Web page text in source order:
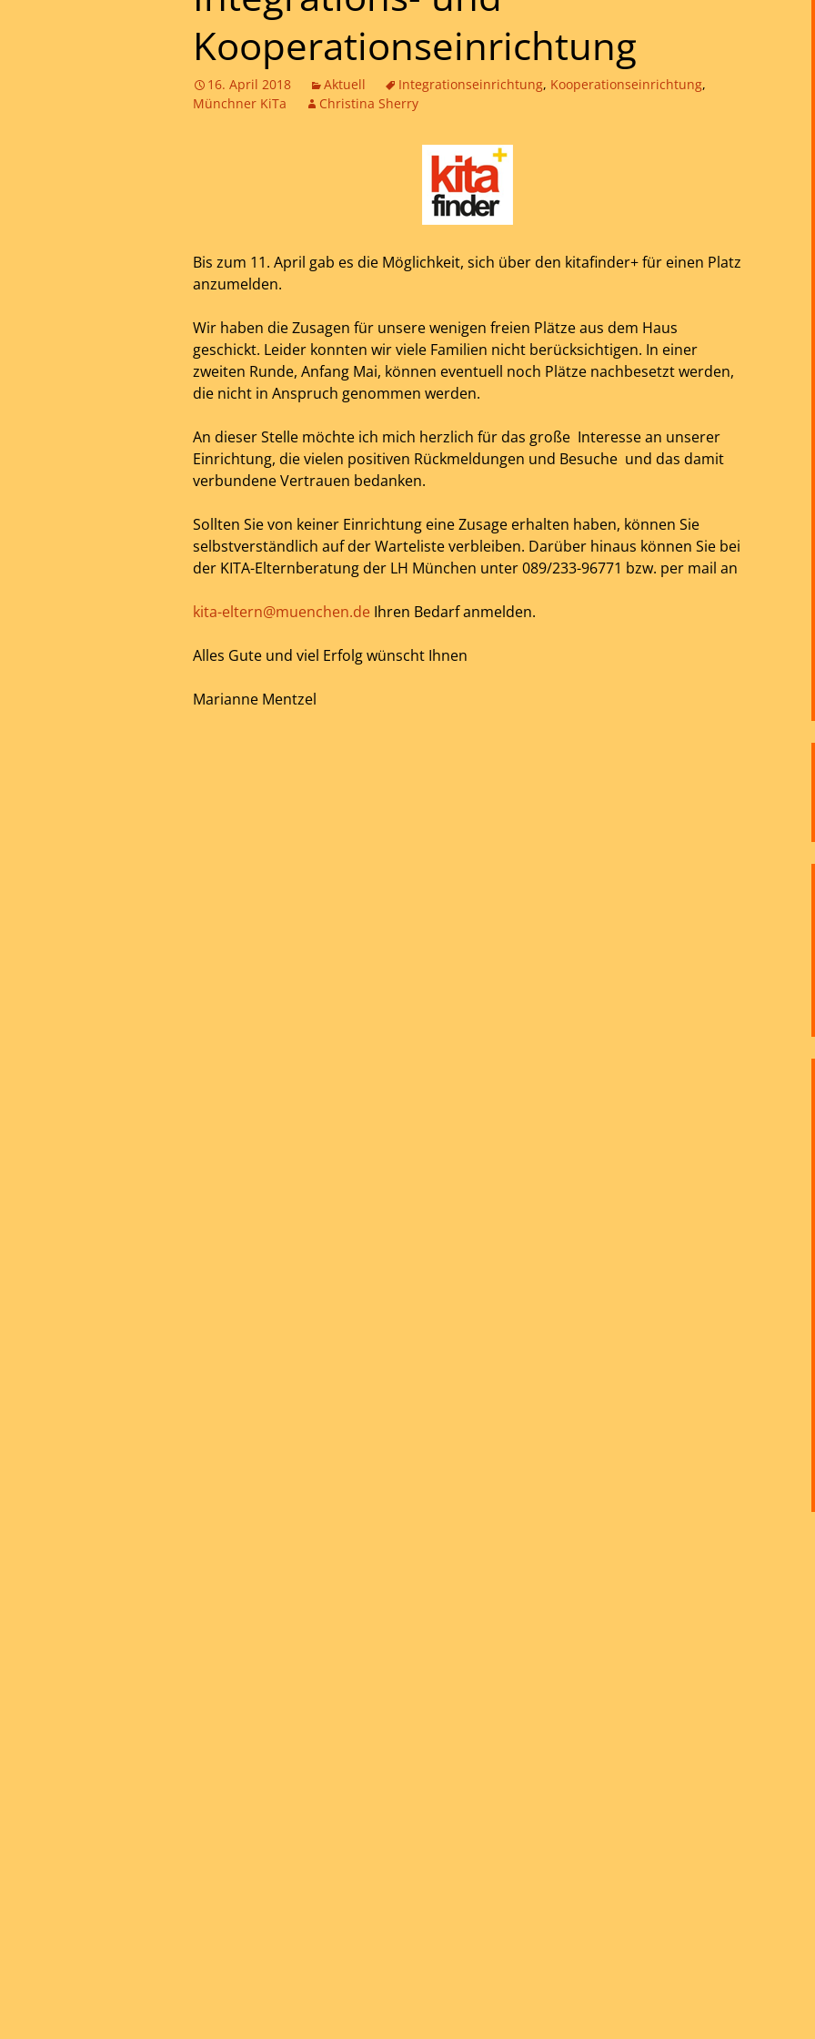
Kooperationseinrichtung
16. April 2018 Aktuell Integrationseinrichtung, Kooperationseinrichtung,
Münchner KiTa
Christina Sherry
Bis zum 11. April gab es die Möglichkeit, sich über den kitafinder+ für einen Platz
anzumelden.
Wir haben die Zusagen für unsere wenigen freien Plätze aus dem Haus
geschickt. Leider konnten wir viele Familien nicht berücksichtigen. In einer
zweiten Runde, Anfang Mai, können eventuell noch Plätze nachbesetzt werden,
die nicht in Anspruch genommen werden.
An dieser Stelle möchte ich mich herzlich für das große Interesse an unserer
Einrichtung, die vielen positiven Rückmeldungen und Besuche und das damit
verbundene Vertrauen bedanken.
Sollten Sie von keiner Einrichtung eine Zusage erhalten haben, können Sie
selbstverständlich auf der Warteliste verbleiben. Darüber hinaus können Sie bei
der KITA-Elternberatung der LH München unter 089/233-96771 bzw. per mail an
kita-eltern@muenchen.de Ihren Bedarf anmelden.
Alles Gute und viel Erfolg wünscht Ihnen
Marianne Mentzel